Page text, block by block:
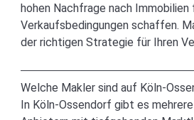
hohen Nachfrage nach
Verkaufsbedingungen schaffen.
der richtigen Strategie für Ihren
Welche Makler sind auf Köln-
In Köln-Ossendorf gibt es